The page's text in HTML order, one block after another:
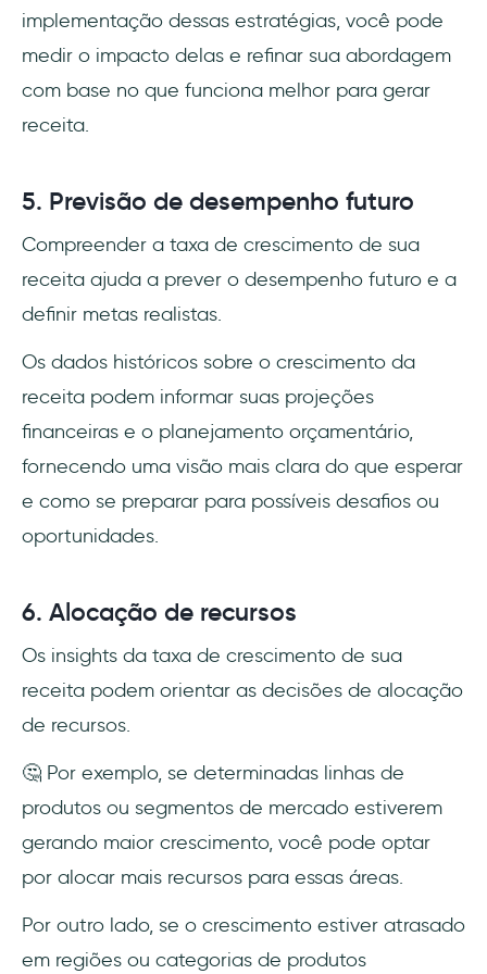
implementação dessas estratégias, você pode
medir o impacto delas e refinar sua abordagem
com base no que funciona melhor para gerar
receita.
5. Previsão de desempenho futuro
Compreender a taxa de crescimento de sua
receita ajuda a prever o desempenho futuro e a
definir metas realistas.
Os dados históricos sobre o crescimento da
receita podem informar suas projeções
financeiras e o planejamento orçamentário,
fornecendo uma visão mais clara do que esperar
e como se preparar para possíveis desafios ou
oportunidades.
6. Alocação de recursos
Os insights da taxa de crescimento de sua
receita podem orientar as decisões de alocação
de recursos.
🤔 Por exemplo, se determinadas linhas de
produtos ou segmentos de mercado estiverem
gerando maior crescimento, você pode optar
por alocar mais recursos para essas áreas.
Por outro lado, se o crescimento estiver atrasado
em regiões ou categorias de produtos